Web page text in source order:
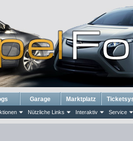
Nützliche Links Interaktiv Service
Garage Marktplatz